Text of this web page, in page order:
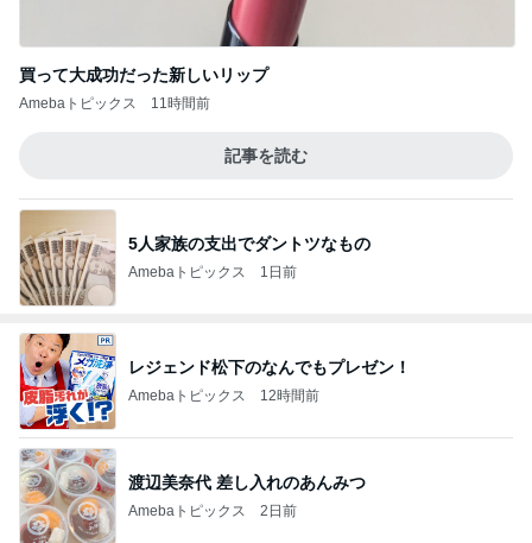
買って大成功だった新しいリップ
Amebaトピックス 11時間前
記事を読む
5人家族の支出でダントツなもの
Amebaトピックス 1日前
レジェンド松下のなんでもプレゼン！
Amebaトピックス 12時間前
渡辺美奈代 差し入れのあんみつ
Amebaトピックス 2日前